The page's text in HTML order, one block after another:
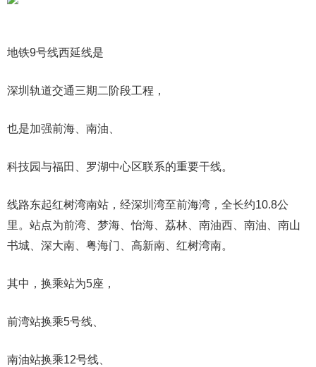
地铁9号线西延线是
深圳轨道交通三期二阶段工程，
也是加强前海、南油、
科技园与福田、罗湖中心区联系的重要干线。
线路东起红树湾南站，经深圳湾至前海湾，全长约10.8公
里。站点为前湾、梦海、怡海、荔林、南油西、南油、南山
书城、深大南、粤海门、高新南、红树湾南。
其中，换乘站为5座，
前湾站换乘5号线、
南油站换乘12号线、